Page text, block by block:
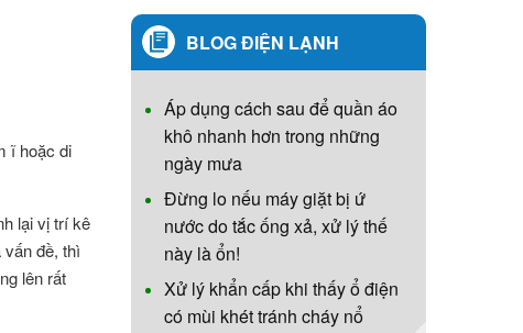
ĩ hoặc di
lại vị trí kê
vấn đề, thì
lên rất
BLOG ĐIỆN LẠNH
Áp dụng cách sau để quần áo
khô nhanh hơn trong những
ngày mưa
Đừng lo nếu máy giặt bị ứ
nước do tắc ống xả, xử lý thế
này là ổn!
Xử lý khẩn cấp khi thấy ổ điện
có mùi khét tránh cháy nổ